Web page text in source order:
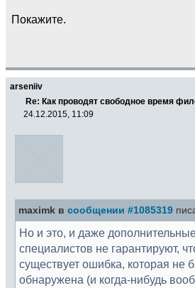
Покажите.
arseniiv
Re: Как проводят свободное время
24.12.2015, 11:09
maximk в сообщении #1085319
Но и это, и даже
специалистов не гарантируют,
существует ошибка, которая не
обнаружена (и когда-нибудь